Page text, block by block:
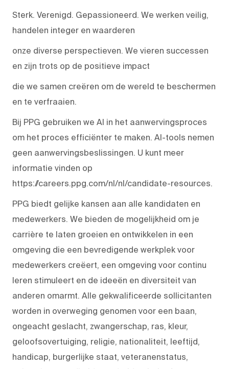
Sterk. Verenigd. Gepassioneerd. We werken veilig,
handelen integer en waarderen
onze diverse perspectieven. We vieren successen
en zijn trots op de positieve impact
die we samen creëren om de wereld te beschermen
en te verfraaien.
Bij PPG gebruiken we AI in het aanwervingsproces
om het proces efficiënter te maken. AI-tools nemen
geen aanwervingsbeslissingen. U kunt meer
informatie vinden op
https://careers.ppg.com/nl/nl/candidate-resources.
PPG biedt gelijke kansen aan alle kandidaten en
medewerkers. We bieden de mogelijkheid om je
carrière te laten groeien en ontwikkelen in een
omgeving die een bevredigende werkplek voor
medewerkers creëert, een omgeving voor continu
leren stimuleert en de ideeën en diversiteit van
anderen omarmt. Alle gekwalificeerde sollicitanten
worden in overweging genomen voor een baan,
ongeacht geslacht, zwangerschap, ras, kleur,
geloofsovertuiging, religie, nationaliteit, leeftijd,
handicap, burgerlijke staat, veteranenstatus,